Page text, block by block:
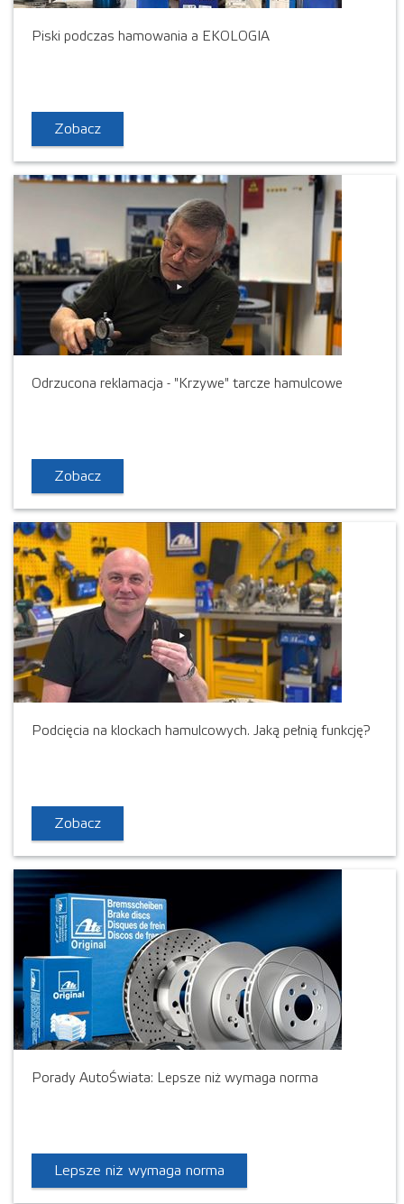
Piski podczas hamowania a EKOLOGIA
Zobacz
Odrzucona reklamacja - "Krzywe" tarcze hamulcowe
Zobacz
Podcięcia na klockach hamulcowych. Jaką pełnią funkcję?
Zobacz
Porady AutoŚwiata: Lepsze niż wymaga norma
Lepsze niż wymaga norma